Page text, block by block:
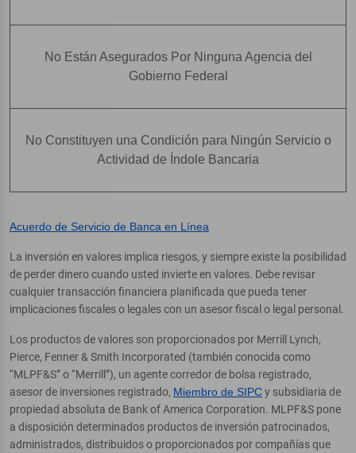
No Están Asegurados Por Ninguna Agencia del
Gobierno Federal
No Constituyen una Condición para Ningún Servicio o
Actividad de Índole Bancaria
Acuerdo de Servicio de Banca en Línea
La inversión en valores implica riesgos, y siempre existe la posibilidad
de perder dinero cuando usted invierte en valores. Debe revisar
cualquier transacción financiera planificada que pueda tener
implicaciones fiscales o legales con un asesor fiscal o legal personal.
Los productos de valores son proporcionados por Merrill Lynch,
Pierce, Fenner & Smith Incorporated (también conocida como
“MLPF&S” o “Merrill”), un agente corredor de bolsa registrado,
asesor de inversiones registrado, Miembro de SIPCy subsidiaria de
propiedad absoluta de Bank of America Corporation. MLPF&S pone
a disposición determinados productos de inversión patrocinados,
administrados, distribuidos o proporcionados por compañías que